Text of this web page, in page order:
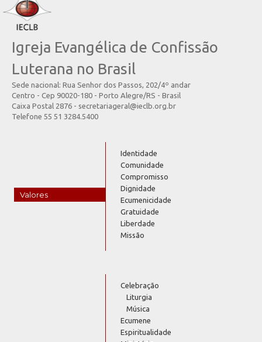
Igreja Evangélica de Confissão
Luterana no Brasil
Sede nacional: Rua Senhor dos Passos, 202/4º andar
Centro - Cep 90020-180 - Porto Alegre/RS - Brasil
Caixa Postal 2876 - secretariageral@ieclb.org.br
Telefone 55 51 3284.5400
Valores
Identidade
Comunidade
Compromisso
Dignidade
Ecumenicidade
Gratuidade
Liberdade
Missão
Celebração
Liturgia
Música
Ecumene
Espiritualidade